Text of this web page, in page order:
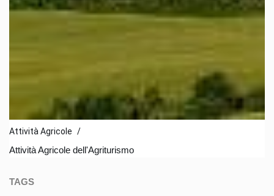
Attività Agricole /
Attività Agricole dell'Agriturismo
TAGS